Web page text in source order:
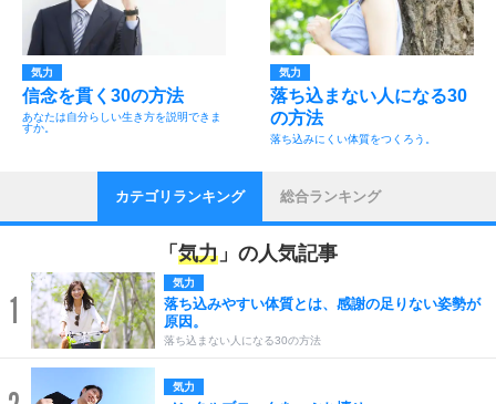
気力
信念を貫く30の方法
あなたは自分らしい生き方を説明できま
すか。
気力
落ち込まない人になる30
の方法
落ち込みにくい体質をつくろう。
カテゴリランキング 総合ランキング
「 気力 」の人気記事
1
気力
落ち込みやすい体質とは、感謝の足りない姿勢が
原因。
落ち込まない人になる30の方法
気力